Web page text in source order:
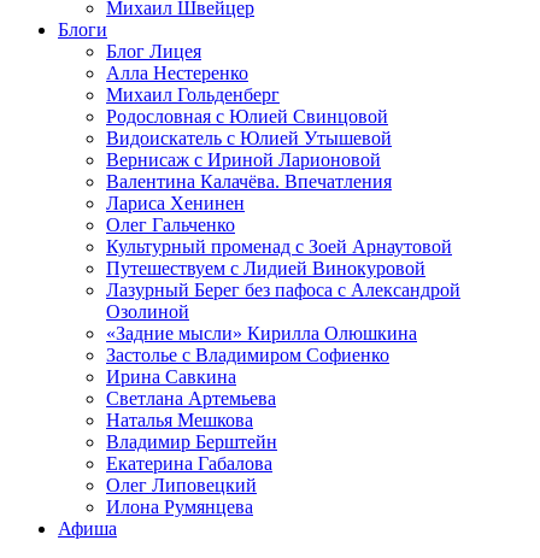
Михаил Швейцер
Блоги
Блог Лицея
Алла Нестеренко
Михаил Гольденберг
Родословная с Юлией Свинцовой
Видоискатель с Юлией Утышевой
Вернисаж с Ириной Ларионовой
Валентина Калачёва. Впечатления
Лариса Хенинен
Олег Гальченко
Культурный променад с Зоей Арнаутовой
Путешествуем с Лидией Винокуровой
Лазурный Берег без пафоса с Александрой
Озолиной
«Задние мысли» Кирилла Олюшкина
Застолье с Владимиром Софиенко
Ирина Савкина
Светлана Артемьева
Наталья Мешкова
Владимир Берштейн
Екатерина Габалова
Олег Липовецкий
Илона Румянцева
Афиша